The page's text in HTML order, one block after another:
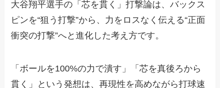
大谷翔平選手の「芯を貫く」打撃論は、バックス
ピンを“狙う打撃”から、力をロスなく伝える“正面
衝突の打撃”へと進化した考え方です。
「ボールを100%の力で潰す」「芯を真後ろから
貫く」という発想は、再現性を高めながら打球速